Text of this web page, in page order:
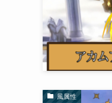
風属性